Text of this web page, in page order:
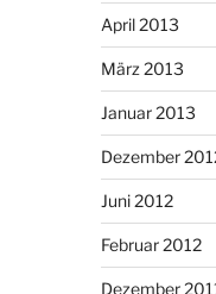
April 2013
März 2013
Januar 2013
Dezember
Juni 2012
Februar 2012
Dezember